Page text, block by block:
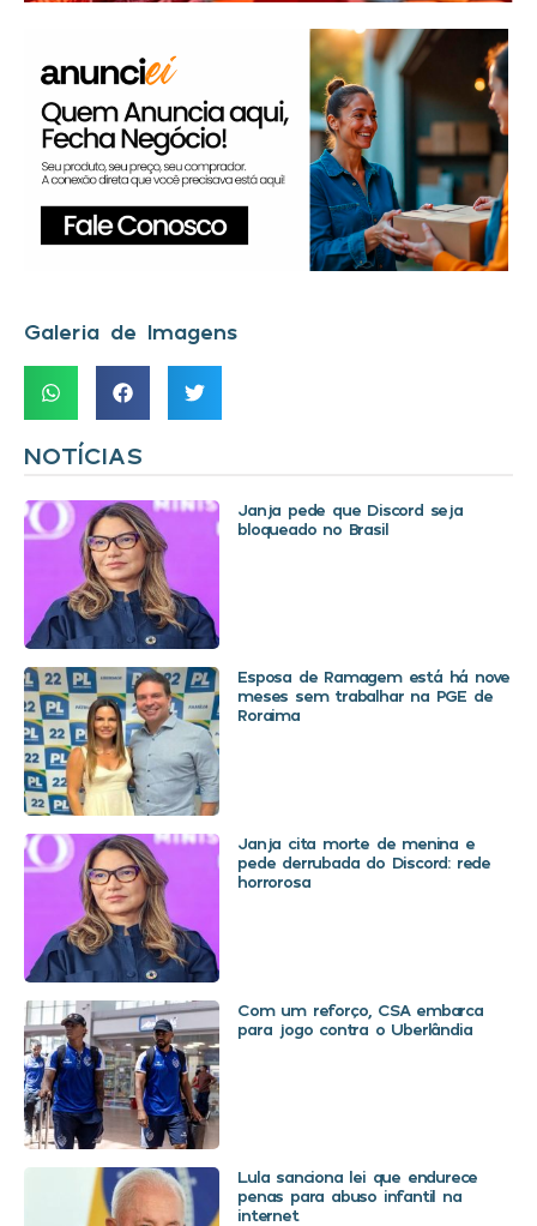
Galeria de Imagens
NOTÍCIAS
Janja pede que Discord seja
bloqueado no Brasil
Esposa de Ramagem está há nove
meses sem trabalhar na PGE de
Roraima
Janja cita morte de menina e
pede derrubada do Discord: rede
horrorosa
Com um reforço, CSA embarca
para jogo contra o Uberlândia
Lula sanciona lei que endurece
penas para abuso infantil na
internet